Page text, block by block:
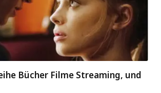
Bücher Filme Streaming, und